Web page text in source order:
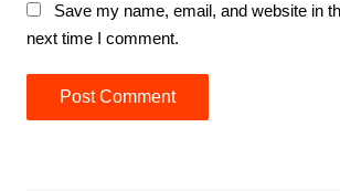
Save my name, email, and website in
next time I comment.